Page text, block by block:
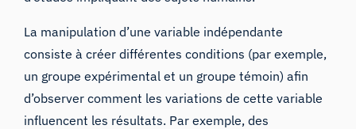
La manipulation d’une variable indépendante
consiste à créer différentes conditions (par exemple,
un groupe expérimental et un groupe témoin) afin
d’observer comment les variations de cette variable
influencent les résultats. Par exemple, des